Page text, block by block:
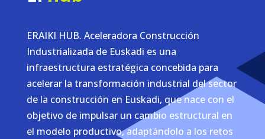
ERAIKI HUB. Aceleradora Construcción
Industrializada de Euskadi es una
infraestructura estratégica concebida para
acelerar la transformación industrial del sector
de la construcción en Euskadi, que nace con el
objetivo de impulsar un cambio estructural en
el modelo productivo, adaptándolo a los retos